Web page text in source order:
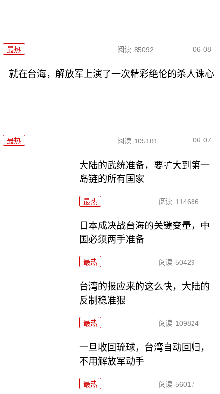
最热 阅读 85092 06-08
就在台海，解放军上演了一次精彩绝伦的杀人诛心
最热 阅读 105181 06-07
大陆的武统准备，要扩大到第一
岛链的所有国家
最热 阅读 114686
日本成决战台海的关键变量，中
国必须两手准备
最热 阅读 50429
台湾的报应来的这么快，大陆的
反制稳准狠
最热 阅读 109824
一旦收回琉球，台湾自动回归，
不用解放军动手
最热 阅读 56017